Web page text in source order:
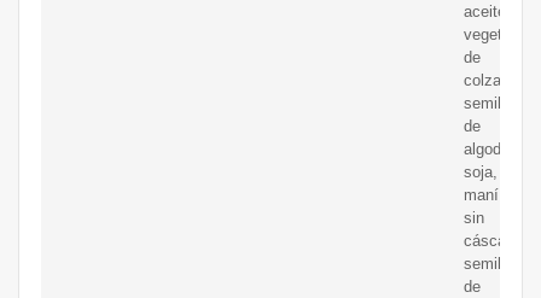
aceite
vegetal
de
colza,
semilla
de
algodón,
soja,
maní
sin
cáscara,
semilla
de